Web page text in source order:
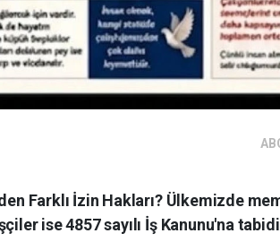
Farklı İzin Hakları? Ülkemizde
ise 4857 sayılı İş Kanunu'na